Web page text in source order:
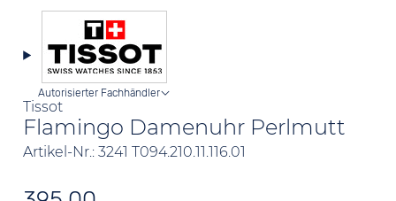
Tissot
Flamingo Damenuhr Perlmutt
Artikel-Nr.: 3241 T094.210.11.116.01
Autorisierter Fachhändler